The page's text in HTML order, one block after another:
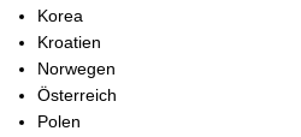
Korea
Kroatien
Norwegen
Österreich
Polen